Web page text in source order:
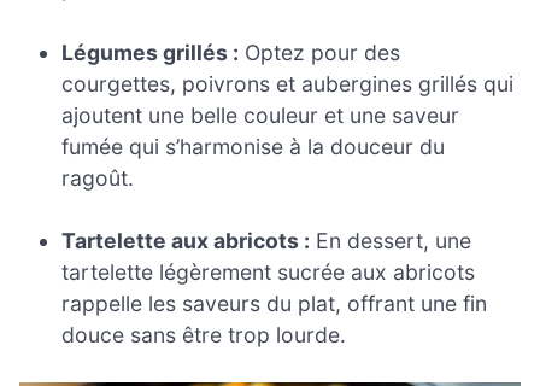
Légumes grillés : Optez pour des
courgettes, poivrons et aubergines grillés qui
ajoutent une belle couleur et une saveur
fumée qui s’harmonise à la douceur du
ragoût.
Tartelette aux abricots : En dessert, une
tartelette légèrement sucrée aux abricots
rappelle les saveurs du plat, offrant une fin
douce sans être trop lourde.